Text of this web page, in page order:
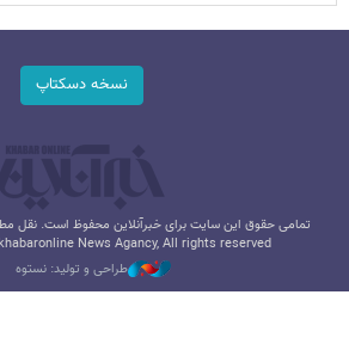
نسخه دسکتاپ
تمامی حقوق این سایت برای خبرآنلاین محفوظ است. نقل
News Agancy, All rights reserved
طراحی و تولید: نستوه